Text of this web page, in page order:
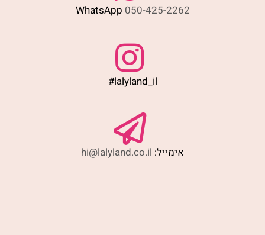
WhatsApp 050-425-2262
#lalyland_il
אימייל: hi@lalyland.co.il